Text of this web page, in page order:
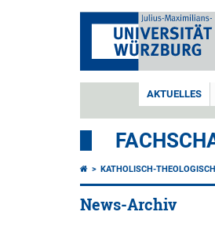
AKTUELLES
KATHOLISCH-
News-Archiv